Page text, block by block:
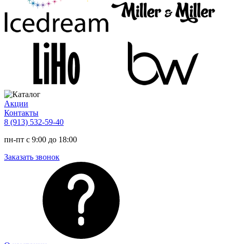
Акции
Контакты
8 (913) 532-59-40
пн-пт с 9:00 до 18:00
Заказать звонок